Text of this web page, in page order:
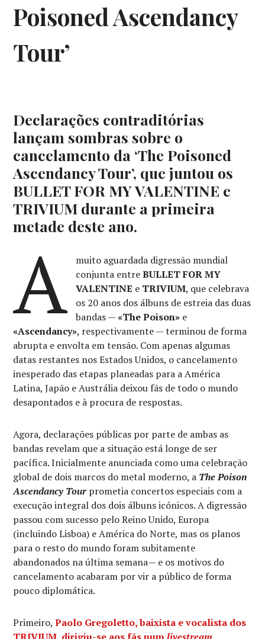
Poisoned Ascendancy
Tour’
Declarações contraditórias
lançam sombras sobre o
cancelamento da ‘The Poisoned
Ascendancy Tour’, que juntou os
BULLET FOR MY VALENTINE e
TRIVIUM durante a primeira
metade deste ano.
A
muito aguardada digressão mundial
conjunta entreBULLET FOR MY
VALENTINE e TRIVIUM, que celebrava
os 20 anos dos álbuns de estreia das duas
bandas —«The Poison»e
«Ascendancy», respectivamente — terminou de forma
abrupta e envolta em tensão. Com apenas algumas
datas restantes nos Estados Unidos, o cancelamento
inesperado das etapas planeadas para a América
Latina, Japão e Austrália deixou fãs de todo o mundo
desapontados e à procura de respostas.
Agora, declarações públicas por parte de ambas as
bandas revelam que a situação está longe de ser
pacífica. Inicialmente anunciada como uma celebração
global de dois marcos do metal moderno, a The Poison
Ascendancy Tourprometia concertos especiais com a
execução integral dos dois álbuns icónicos. A digressão
passou com sucesso pelo Reino Unido, Europa
(incluindo Lisboa) e América do Norte, mas os planos
para o resto do mundo foram subitamente
abandonados na última semana— e os motivos do
cancelamento acabaram por vir a público de forma
pouco diplomática.
Primeiro,Paolo Gregoletto, baixista e vocalista dos